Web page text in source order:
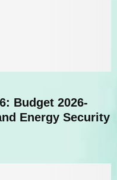
Budget 2026-
Energy Security